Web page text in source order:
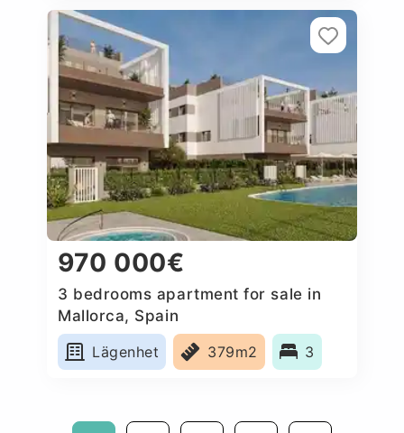
970 000€
3 bedrooms apartment for sale in
Mallorca, Spain
Lägenhet
379m2 3